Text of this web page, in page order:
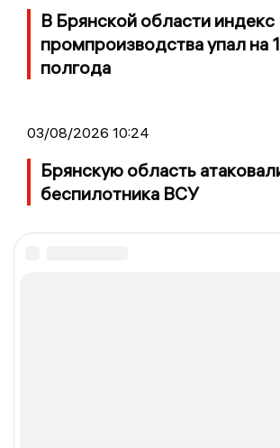
В Брянской области индекс
промпроизводства упал на
полгода
03/08/2026 10:24
Брянскую область
беспилотника ВСУ